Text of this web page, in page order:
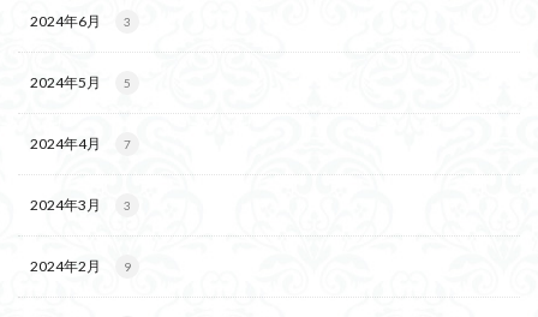
2024年6月 3
2024年5月 5
2024年4月 7
2024年3月 3
2024年2月 9